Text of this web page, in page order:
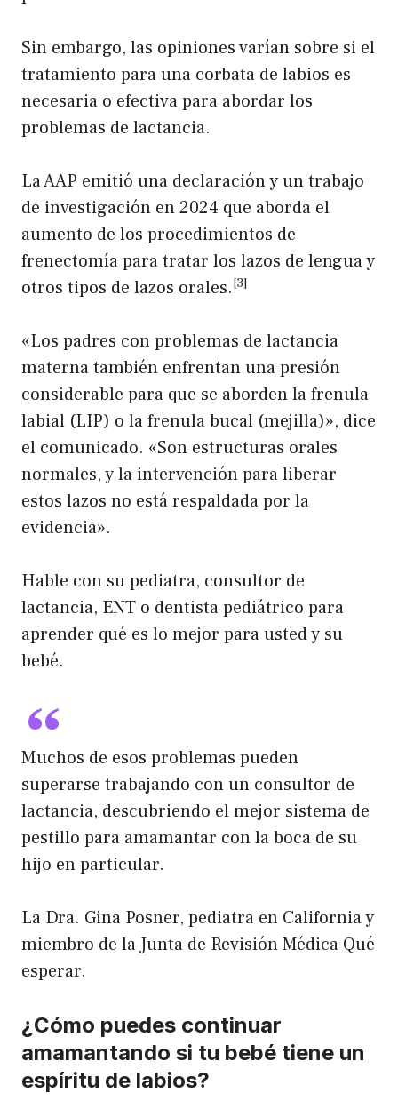
Sin embargo, las opiniones varían sobre si el
tratamiento para una corbata de labios es
necesaria o efectiva para abordar los
problemas de lactancia.
La AAP emitió una declaración y un trabajo
de investigación en 2024 que aborda el
aumento de los procedimientos de
frenectomía para tratar los lazos de lengua y
otros tipos de lazos orales.[3]
«Los padres con problemas de lactancia
materna también enfrentan una presión
considerable para que se aborden la frenula
labial (LIP) o la frenula bucal (mejilla)», dice
el comunicado. «Son estructuras orales
normales, y la intervención para liberar
estos lazos no está respaldada por la
evidencia».
Hable con su pediatra, consultor de
lactancia, ENT o dentista pediátrico para
aprender qué es lo mejor para usted y su
bebé.
Muchos de esos problemas pueden
superarse trabajando con un consultor de
lactancia, descubriendo el mejor sistema de
pestillo para amamantar con la boca de su
hijo en particular.
La Dra. Gina Posner, pediatra en California y
miembro de la Junta de Revisión Médica Qué
esperar.
¿Cómo puedes continuar
amamantando si tu bebé tiene un
espíritu de labios?